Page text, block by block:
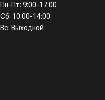
Пн-Пт: 9:00-17:00
Сб: 10:00-14:00
Вс: Выходной